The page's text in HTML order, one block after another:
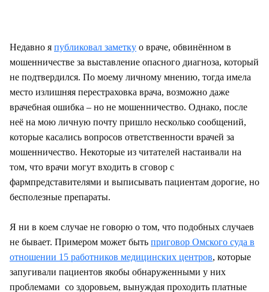
Недавно я публиковал заметку о враче, обвинённом в
мошенничестве за выставление опасного диагноза, который
не подтвердился. По моему личному мнению, тогда имела
место излишняя перестраховка врача, возможно даже
врачебная ошибка – но не мошенничество. Однако, после
неё на мою личную почту пришло несколько сообщений,
которые касались вопросов ответственности врачей за
мошенничество. Некоторые из читателей настаивали на
том, что врачи могут входить в сговор с
фармпредставителями и выписывать пациентам дорогие, но
бесполезные препараты.
Я ни в коем случае не говорю о том, что подобных случаев
не бывает. Примером может быть приговор Омского суда в
отношении 15 работников медицинских центров, которые
запугивали пациентов якобы обнаруженными у них
проблемами со здоровьем, вынуждая проходить платные